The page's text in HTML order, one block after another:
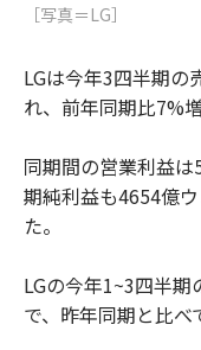
［写真＝LG］
LGは今年3四半期の
れ、前年同期比7%
同期間の営業利益
期純利益も4654億
た。
LGの今年1~3四半
で、昨年同期と比べ